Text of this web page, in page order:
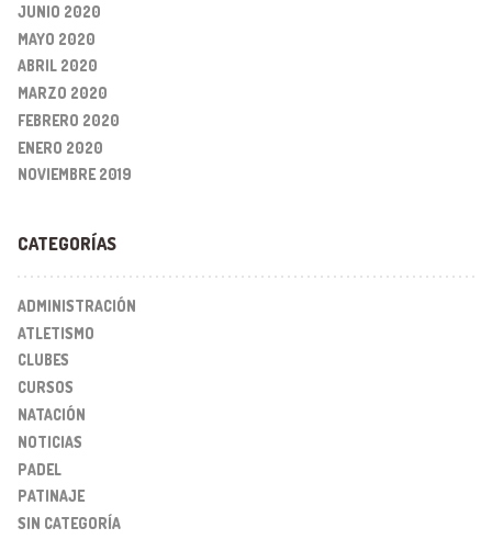
JUNIO 2020
MAYO 2020
ABRIL 2020
MARZO 2020
FEBRERO 2020
ENERO 2020
NOVIEMBRE 2019
CATEGORÍAS
ADMINISTRACIÓN
ATLETISMO
CLUBES
CURSOS
NATACIÓN
NOTICIAS
PADEL
PATINAJE
SIN CATEGORÍA